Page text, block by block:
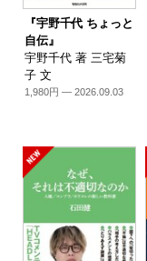
『宇野千代 ちょっと
自伝』
宇野千代 著 三宅菊
子 文
1,980円 — 2026.09.03